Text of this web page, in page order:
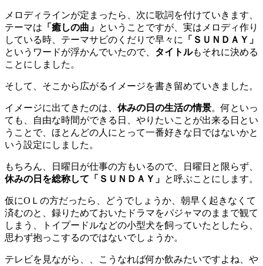
メロディラインが定まったら、次に歌詞を付けていきます、
テーマは 「癒しの曲」 ということですが、実はメロディ作り
している時、テーマサビのくだりで早々に
「ＳＵＮＤＡＹ」
というワードが浮かんでいたので、 タイトルもそれに決める
ことにしました。
そして、そこから広がるイメージを書き留めていきました。
イメージに出てきたのは、 休みの日の生活の情景。何といっ
ても、自由な時間ができる日、やりたいことが出来る日とい
うことで、ほとんどの人にとって一番好きな日ではないかと
いう設定にしました。
もちろん、日曜日が仕事の方もいるので、日曜日と限らず、
休みの日を総称して「ＳＵＮＤＡＹ」 と呼ぶことにします。
仮にOＬの方だったら、どうでしょうか、朝早く起きなくて
済むのと、録りためておいたドラマをパジャマのままで観て
しまう、トイプードルなどの小型犬を飼っていたとしたら、
思わず抱っこするのではないでしょうか。
テレビを見ながら、、こうなれば何か飲みたいですよね、や